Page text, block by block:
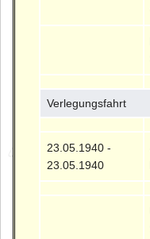
Verlegungsfahrt
23.05.1940 -
23.05.1940